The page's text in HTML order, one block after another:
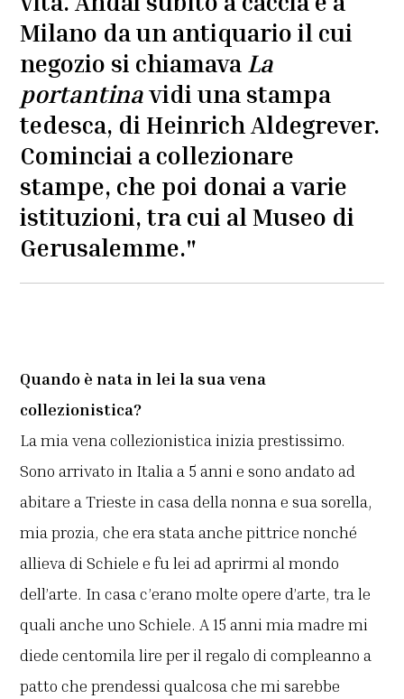
Milano da un antiquario il cui
negozio si chiamava La
portantinavidi una stampa
tedesca, di Heinrich Aldegrever.
Cominciai a collezionare
stampe, che poi donai a varie
istituzioni, tra cui al Museo di
Gerusalemme."
Quando è nata in lei la sua vena
collezionistica?
La mia vena collezionistica inizia prestissimo.
Sono arrivato in Italia a 5 anni e sono andato ad
abitare a Trieste in casa della nonna e sua sorella,
mia prozia, che era stata anche pittrice nonché
allieva di Schiele e fu lei ad aprirmi al mondo
dell’arte. In casa c’erano molte opere d’arte, tra le
quali anche uno Schiele. A 15 anni mia madre mi
diede centomila lire per il regalo di compleanno a
patto che prendessi qualcosa che mi sarebbe